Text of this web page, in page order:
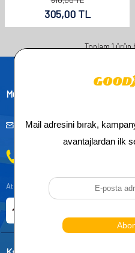
305,00TL
Toplam1ürün
Müşteri Hizmetleri
Atatürk, Kıraç Mevkii, Orhan Veli Cd.